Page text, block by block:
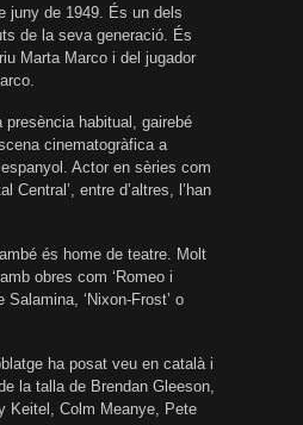
juny de 1949. És un dels
de la seva generació. És
Marta Marco i del jugador
presència habitual, gairebé
cinematogràfica a
Actor en sèries com
Central’, entre d’altres, l’han
és home de teatre. Molt
obres com ‘Romeo i
Salamina, ‘Nixon-Frost’ o
ha posat veu en català i
la talla de Brendan Gleeson,
Keitel, Colm Meanye, Pete